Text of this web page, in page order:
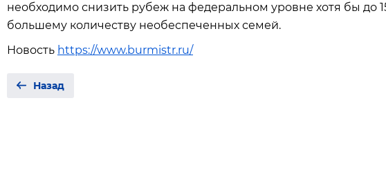
необходимо снизить рубеж на федеральном уровне хотя бы до
большему количеству необеспеченных семей.
Новость https://www.burmistr.ru/
Назад